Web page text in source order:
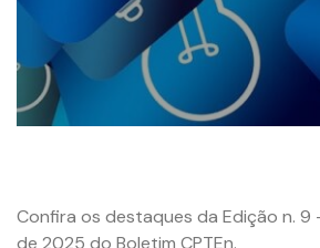
Confira os destaques da Edição n. 9